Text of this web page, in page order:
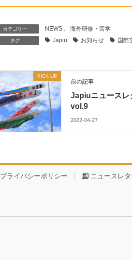
カテゴリー NEWS 海外研修・留学
タグ Japiu お知らせ 国際
PICK UP
前の記事
Japiuニュースレ
vol.9
2022-04-27
プライバシーポリシー ニュースレタ